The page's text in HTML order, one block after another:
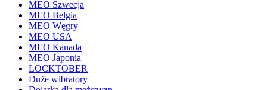
MEO Szwecja
MEO Belgia
MEO Węgry
MEO USA
MEO Kanada
MEO Japonia
LOCKTOBER
Duże wibratory